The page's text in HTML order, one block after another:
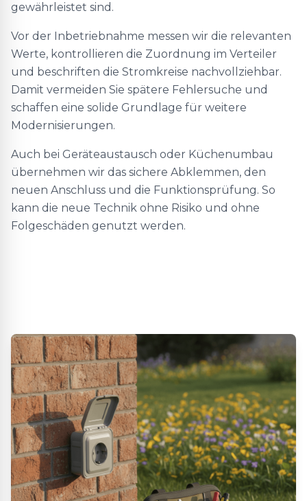
gewährleistet sind.
Vor der Inbetriebnahme messen wir die relevanten
Werte, kontrollieren die Zuordnung im Verteiler
und beschriften die Stromkreise nachvollziehbar.
Damit vermeiden Sie spätere Fehlersuche und
schaffen eine solide Grundlage für weitere
Modernisierungen.
Auch bei Geräteaustausch oder Küchenumbau
übernehmen wir das sichere Abklemmen, den
neuen Anschluss und die Funktionsprüfung. So
kann die neue Technik ohne Risiko und ohne
Folgeschäden genutzt werden.